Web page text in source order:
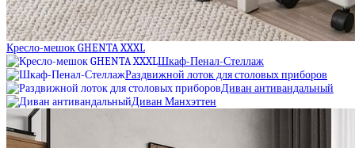
Кресло-мешок GHENTA XXXL
Шкаф-Пенал-Стеллаж
Раздвижной лоток для столовых приборов
Диван антивандальный
Диван Манхэттен